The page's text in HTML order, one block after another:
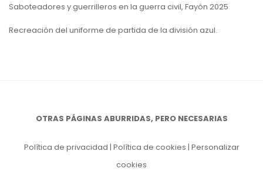
Saboteadores y guerrilleros en la guerra civil, Fayón 2025
Recreación del uniforme de partida de la división azul.
OTRAS PÁGINAS ABURRIDAS, PERO NECESARIAS
Política de privacidad | Política de cookies | Personalizar
cookies